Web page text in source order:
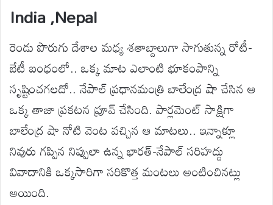
India ,Nepal
రెండు పొరుగు దేశాల మధ్య శతాబ్దాలుగా సాగుతున్న రోటీ-
బేటీ బంధంలో.. ఒక్క మాట ఎలాంటి భూకంపాన్ని
సృష్టించగలదో.. నేపాల్ ప్రధానమంత్రి బాలేంద్ర షా చేసిన ఆ
ఒక్క తాజా ప్రకటన ప్రూవ్ చేసింది. పార్లమెంట్ సాక్షిగా
బాలేంద్ర షా నోటి వెంట వచ్చిన ఆ మాటలు.. ఇన్నాళ్లూ
నివురు గప్పిన నిప్పులా ఉన్న భారత్-నేపాల్ సరిహద్దు
వివాదానికి ఒక్కసారిగా సరికొత్త మంటలు అంటించినట్లు
అయింది.